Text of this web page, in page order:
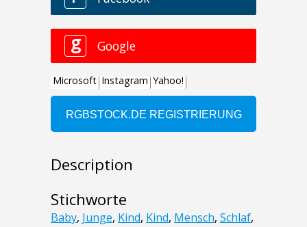
Description
Stichworte
Baby, Junge, Kind, Kind, Mensch, Schlaf,